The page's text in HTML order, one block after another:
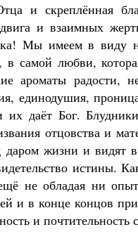
и скреплённая
и взаимных
Мы имеем в виду
самой любви,
ароматы радости,
единодушия,
даёт Бог.
отцовства и
даром жизни и видят
истины.
не обладая ни
и в конце концов
и